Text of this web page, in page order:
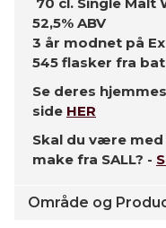
52,5% ABV
3 år modnet på
545 flasker fra
Se deres
side HER
Skal du være
make fra SALL? -
Område og